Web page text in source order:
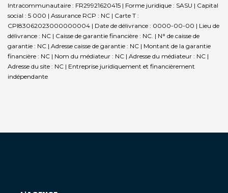
Intracommunautaire : FR29921620415 | Forme juridique : SASU | Capital
social : 5 000 | Assurance RCP : NC | Carte T :
CPI83062023000000004 | Date de délivrance : 0000-00-00 | Lieu de
délivrance : NC | Caisse de garantie financière : NC. | N° de caisse de
garantie : NC | Adresse caisse de garantie : NC | Montant de la garantie
financière : NC | Nom du médiateur : NC | Adresse du médiateur : NC |
Adresse du site : NC | Entreprise juridiquement et financièrement
indépendante